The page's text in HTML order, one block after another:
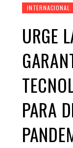
INTERNACIONAL
URGE
PARA